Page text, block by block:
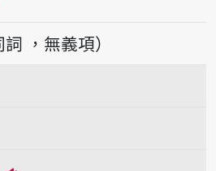
放音讀bi̍t-sik
詞 ，無義項）